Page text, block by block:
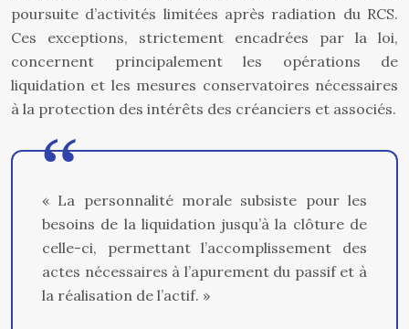
poursuite d’activités limitées après radiation du RCS.
Ces exceptions, strictement encadrées par la loi,
concernent principalement les opérations de
liquidation et les mesures conservatoires nécessaires
à la protection des intérêts des créanciers et associés.
« La personnalité morale subsiste pour les
besoins de la liquidation jusqu’à la clôture de
celle-ci, permettant l’accomplissement des
actes nécessaires à l’apurement du passif et à
la réalisation de l’actif. »